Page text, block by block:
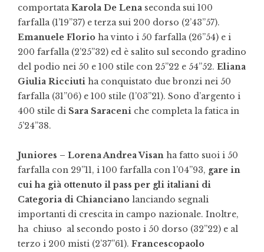
comportataKarola De Lena seconda sui 100
farfalla (1’19”37) e terza sui 200 dorso (2’43”57).
Emanuele Florio ha vinto i 50 farfalla (26”54) e i
200 farfalla (2’25”32) ed è salito sul secondo gradino
del podio nei 50 e 100 stile con 25”22 e 54”52. Eliana
Giulia Ricciuti ha conquistato due bronzi nei 50
farfalla (31”06) e 100 stile (1’03”21). Sono d’argento i
400 stile di Sara Saraceni che completa la fatica in
5’24”38.
Juniores – Lorena Andrea Visan ha fatto suoi i 50
farfalla con 29”11, i 100 farfalla con 1’04”93, gare in
cui ha già ottenuto il pass per gli italiani di
Categoria di Chianciano lanciando segnali
importanti di crescita in campo nazionale. Inoltre,
ha chiuso al secondo posto i 50 dorso (32”22) e al
terzo i 200 misti (2’37”61). Francescopaolo